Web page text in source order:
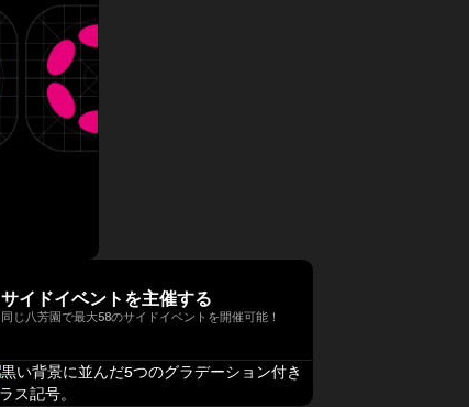
サイドイベントを主催する
同じ八芳園で最大58のサイドイベントを開催可能！